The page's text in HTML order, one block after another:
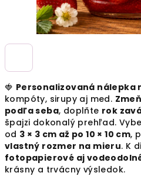
🍓 Personalizovaná nálepka
kompóty, sirupy aj med.
podľa seba, doplňte rok
špajzi dokonalý prehľad.
od 3 × 3 cm až po 10 × 10 cm,
vlastný rozmer na mieru. K
fotopapierové aj
krásny a trvácny výsledok.